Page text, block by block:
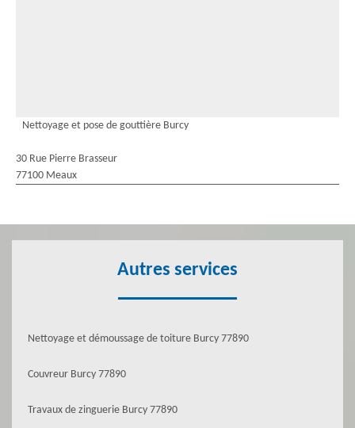
Nettoyage et pose de gouttière Burcy
30 Rue Pierre Brasseur
77100 Meaux
Autres services
Nettoyage et démoussage de toiture Burcy 77890
Couvreur Burcy 77890
Travaux de zinguerie Burcy 77890